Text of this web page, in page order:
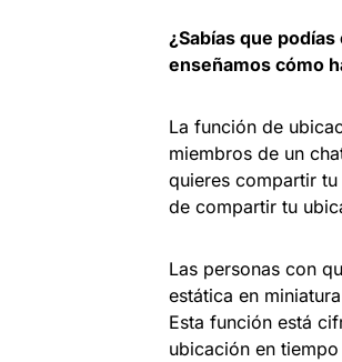
¿Sabías que
enseñamos cómo
La función de
miembros de un
quieres compartir
de compartir tu
Las personas con
estática en
Esta función está
ubicación en